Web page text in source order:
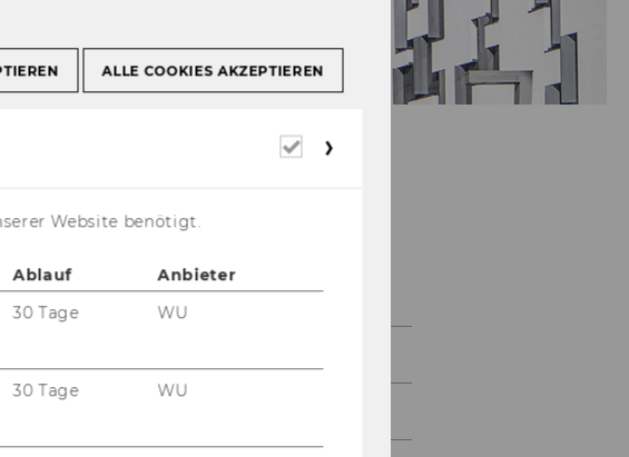
Volkswirtschaft
ALLE COOKIES AKZEPTIEREN
Erforderliche
Website benötigt.
Ablauf
Anbieter
30 Tage WU
30 Tage WU